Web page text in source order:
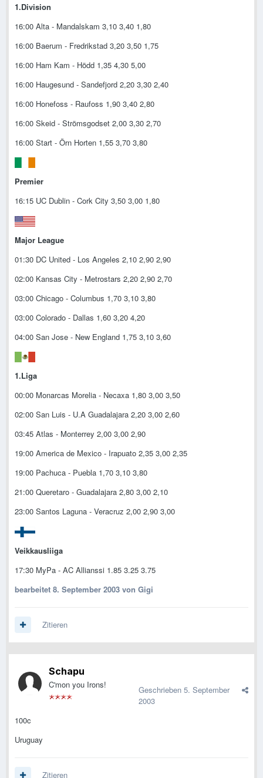
1.Division
16:00 Alta - Mandalskam 3,10 3,40 1,80
16:00 Baerum - Fredrikstad 3,20 3,50 1,75
16:00 Ham Kam - Hödd 1,35 4,30 5,00
16:00 Haugesund - Sandefjord 2,20 3,30 2,40
16:00 Honefoss - Raufoss 1,90 3,40 2,80
16:00 Skeid - Strömsgodset 2,00 3,30 2,70
16:00 Start - Örn Horten 1,55 3,70 3,80
Premier
16:15 UC Dublin - Cork City 3,50 3,00 1,80
Major League
01:30 DC United - Los Angeles 2,10 2,90 2,90
02:00 Kansas City - Metrostars 2,20 2,90 2,70
03:00 Chicago - Columbus 1,70 3,10 3,80
03:00 Colorado - Dallas 1,60 3,20 4,20
04:00 San Jose - New England 1,75 3,10 3,60
1.Liga
00:00 Monarcas Morelia - Necaxa 1,80 3,00 3,50
02:00 San Luis - U.A Guadalajara 2,20 3,00 2,60
03:45 Atlas - Monterrey 2,00 3,00 2,90
19:00 America de Mexico - Irapuato 2,35 3,00 2,35
19:00 Pachuca - Puebla 1,70 3,10 3,80
21:00 Queretaro - Guadalajara 2,80 3,00 2,10
23:00 Santos Laguna - Veracruz 2,00 2,90 3,00
Veikkausliiga
17:30 MyPa - AC Allianssi 1.85 3.25 3.75
bearbeitet 8. September 2003 von Gigi
Zitieren
Schapu
C'mon you Irons! Geschrieben 5. September
2003
100c
Uruguay
Zitieren